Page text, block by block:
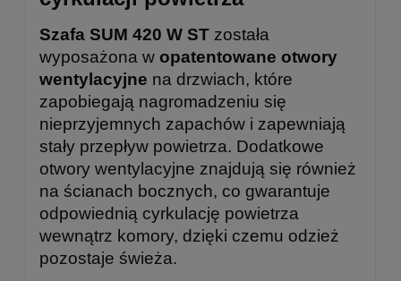
Szafa SUM 420 W ST została
wyposażona w opatentowane otwory
wentylacyjne na drzwiach, które
zapobiegają nagromadzeniu się
nieprzyjemnych zapachów i zapewniają
stały przepływ powietrza. Dodatkowe
otwory wentylacyjne znajdują się również
na ścianach bocznych, co gwarantuje
odpowiednią cyrkulację powietrza
wewnątrz komory, dzięki czemu odzież
pozostaje świeża.